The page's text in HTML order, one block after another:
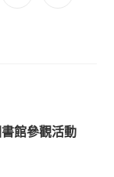
館參觀活動